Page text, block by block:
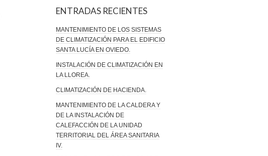
ENTRADAS RECIENTES
MANTENIMIENTO DE LOS SISTEMAS
DE CLIMATIZACIÓN PARA EL EDIFICIO
SANTA LUCÍA EN OVIEDO.
INSTALACIÓN DE CLIMATIZACIÓN EN
LA LLOREA.
CLIMATIZACIÓN DE HACIENDA.
MANTENIMIENTO DE LA CALDERA Y
DE LA INSTALACIÓN DE
CALEFACCIÓN DE LA UNIDAD
TERRITORIAL DEL ÁREA SANITARIA
IV.